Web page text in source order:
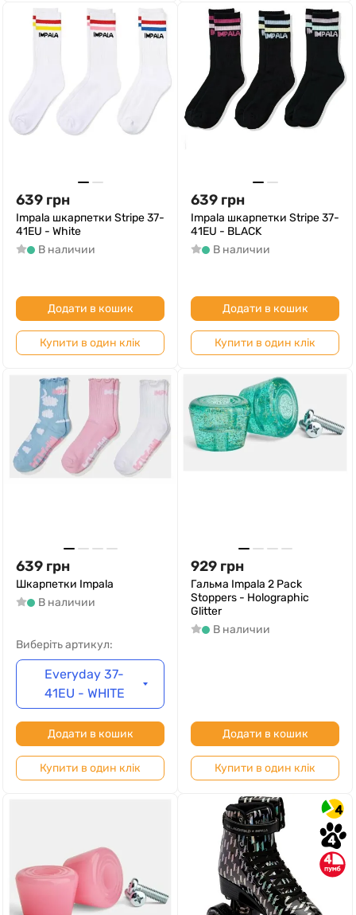
639 грн
Impala шкарпетки Stripe 37-
41EU - White
В наличии
Додати в кошик
Купити в один клік
639 грн
Impala шкарпетки Stripe 37-
41EU - BLACK
В наличии
Додати в кошик
Купити в один клік
639 грн
Шкарпетки Impala
В наличии
Виберіть артикул:
Everyday 37-
41EU - WHITE
Додати в кошик
Купити в один клік
929 грн
Гальма Impala 2 Pack
Stoppers - Holographic
Glitter
В наличии
Додати в кошик
Купити в один клік
4
4
4